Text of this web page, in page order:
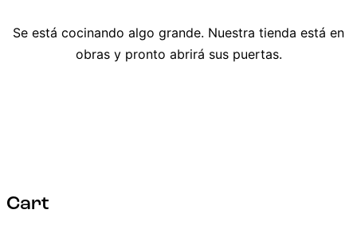
Se está cocinando algo grande. Nuestra tienda está en
obras y pronto abrirá sus puertas.
Cart